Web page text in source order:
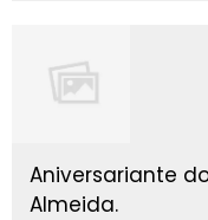
Aniversariante
Almeida.